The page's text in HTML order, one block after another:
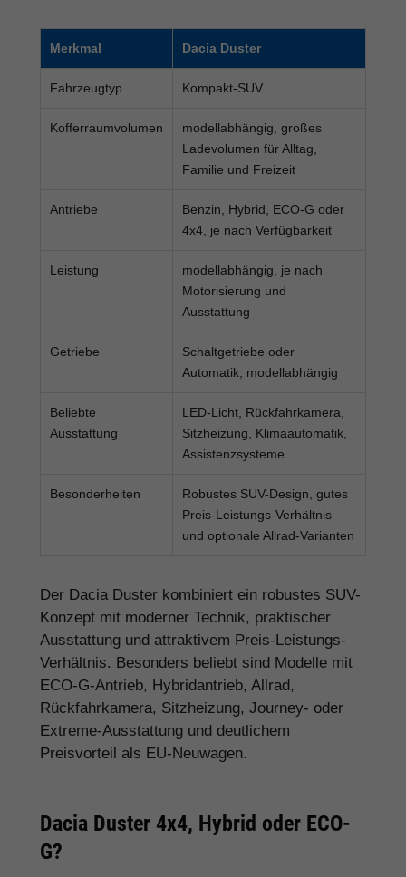
Merkmal Dacia Duster
Fahrzeugtyp Kompakt-SUV
Kofferraumvolumen
modellabhängig, großes
Ladevolumen für Alltag,
Familie und Freizeit
Antriebe
Benzin, Hybrid, ECO-G oder
4x4, je nach Verfügbarkeit
Leistung
modellabhängig, je nach
Motorisierung und
Ausstattung
Getriebe
Schaltgetriebe oder
Automatik, modellabhängig
Beliebte
Ausstattung
LED-Licht, Rückfahrkamera,
Sitzheizung, Klimaautomatik,
Assistenzsysteme
Besonderheiten
Robustes SUV-Design, gutes
Preis-Leistungs-Verhältnis
und optionale Allrad-Varianten
Der Dacia Duster kombiniert ein robustes SUV-
Konzept mit moderner Technik, praktischer
Ausstattung und attraktivem Preis-Leistungs-
Verhältnis. Besonders beliebt sind Modelle mit
ECO-G-Antrieb, Hybridantrieb, Allrad,
Rückfahrkamera, Sitzheizung, Journey- oder
Extreme-Ausstattung und deutlichem
Preisvorteil als EU-Neuwagen.
Dacia Duster 4x4, Hybrid oder ECO-
G?